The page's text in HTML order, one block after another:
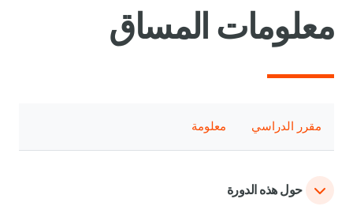
معلومات المساق
مقرر الدراسي معلومة
حول هذه الدورة